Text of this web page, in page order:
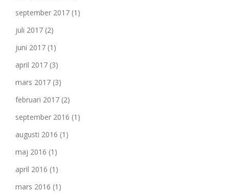
september 2017 (1)
juli 2017 (2)
juni 2017 (1)
april 2017 (3)
mars 2017 (3)
februari 2017 (2)
september 2016 (1)
augusti 2016 (1)
maj 2016 (1)
april 2016 (1)
mars 2016 (1)